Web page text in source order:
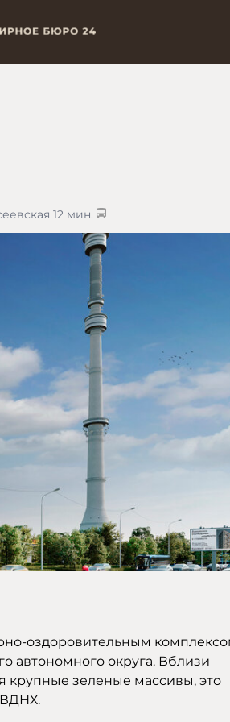
12 мин.
оздоровительным
автономного округа. Вблизи
крупные зеленые массивы, это
ВДНХ.